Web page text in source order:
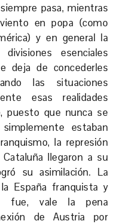
pasa, mientras
en popa (como
y en general la
esenciales
deja de concederles
las situaciones
esas realidades
puesto que nunca se
estaban
la represión
llegaron a su
su asimilación. La
España franquista y
fue, vale la pena
de Austria por